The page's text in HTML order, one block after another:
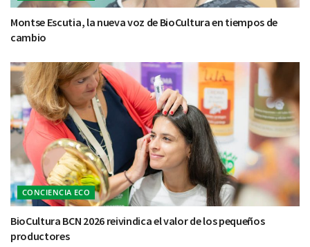
Montse Escutia, la nueva voz de BioCultura en tiempos de
cambio
CONCIENCIA ECO
BioCultura BCN 2026 reivindica el valor de los pequeños
productores